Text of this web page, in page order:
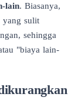
lain. Biasanya,
yang sulit
sehingga
"biaya lain-